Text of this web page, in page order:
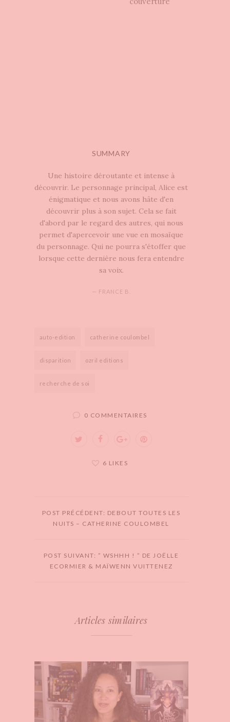
SUMMARY
Une histoire déroutante et intense à
découvrir. Le personnage principal, Alice est
énigmatique et nous avons hâte d'en
découvrir plus à son sujet. Cela se fait
d'abord par le regard des autres, qui nous
permet d'apercevoir une vue en mosaïque
du personnage. Qui ne pourra s'étoffer que
lorsque cette dernière nous fera entendre
sa voix.
— FRANCE B.
auto-edition catherine coulombel
disparition ozril editions
recherche de soi
0 COMMENTAIRES
6 LIKES
POST PRÉCÉDENT: DEBOUT TOUTES LES
NUITS – CATHERINE COULOMBEL
POST SUIVANT: ” WSHHH ! ” DE JOËLLE
ECORMIER & MAÏWENN VUITTENEZ
Articles similaires